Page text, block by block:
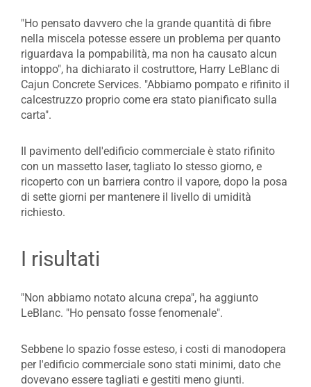
"Ho pensato davvero che la grande quantità di fibre
nella miscela potesse essere un problema per quanto
riguardava la pompabilità, ma non ha causato alcun
intoppo", ha dichiarato il costruttore, Harry LeBlanc di
Cajun Concrete Services. "Abbiamo pompato e rifinito il
calcestruzzo proprio come era stato pianificato sulla
carta".
Il pavimento dell'edificio commerciale è stato rifinito
con un massetto laser, tagliato lo stesso giorno, e
ricoperto con un barriera contro il vapore, dopo la posa
di sette giorni per mantenere il livello di umidità
richiesto.
I risultati
"Non abbiamo notato alcuna crepa", ha aggiunto
LeBlanc. "Ho pensato fosse fenomenale".
Sebbene lo spazio fosse esteso, i costi di manodopera
per l'edificio commerciale sono stati minimi, dato che
dovevano essere tagliati e gestiti meno giunti.